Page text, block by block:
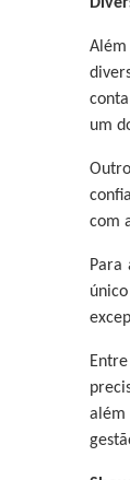
um
com
além